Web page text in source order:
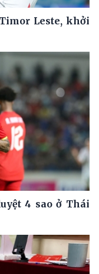
Leste, khởi
4 sao ở Thái